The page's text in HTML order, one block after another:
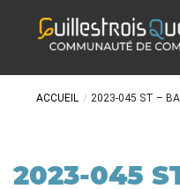
ACCUEIL / 2023-045 ST –
2023-045